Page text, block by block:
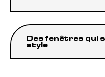
Des fenêtres qui
style